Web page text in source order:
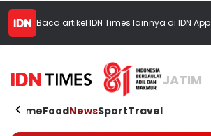
Baca artikel IDN Times lainnya di IDN App
JATIM
HomeFoodNewsSportTravel